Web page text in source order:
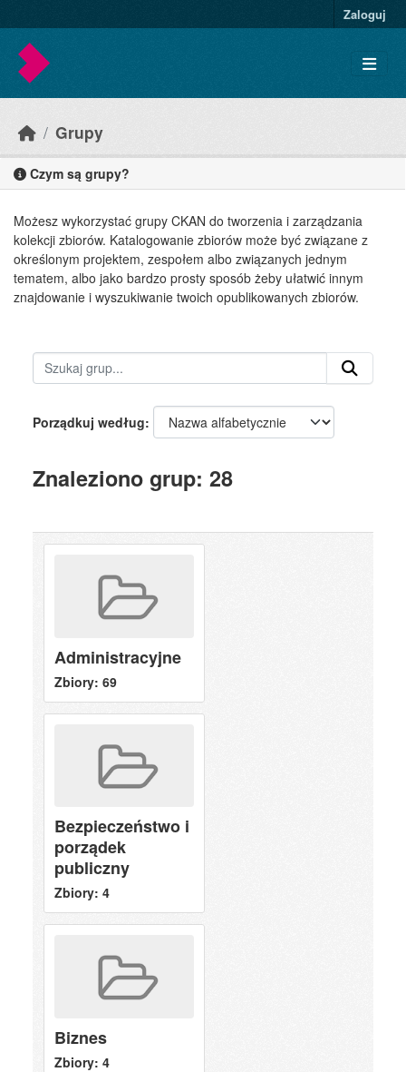
Zaloguj
Grupy
Czym są grupy?
Możesz wykorzystać grupy CKAN do tworzenia i zarządzania
kolekcji zbiorów. Katalogowanie zbiorów może być związane z
określonym projektem, zespołem albo związanych jednym
tematem, albo jako bardzo prosty sposób żeby ułatwić innym
znajdowanie i wyszukiwanie twoich opublikowanych zbiorów.
Porządkuj według
Znaleziono grup: 28
Administracyjne
Zbiory: 69
Bezpieczeństwo i
porządek
publiczny
Zbiory: 4
Biznes
Zbiory: 4